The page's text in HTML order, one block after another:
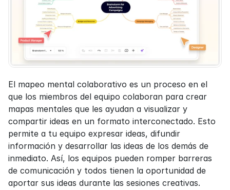
El mapeo mental colaborativo es un proceso en el
que los miembros del equipo colaboran para crear
mapas mentales que les ayudan a visualizar y
compartir ideas en un formato interconectado. Esto
permite a tu equipo expresar ideas, difundir
información y desarrollar las ideas de los demás de
inmediato. Así, los equipos pueden romper barreras
de comunicación y todos tienen la oportunidad de
aportar sus ideas durante las sesiones creativas.